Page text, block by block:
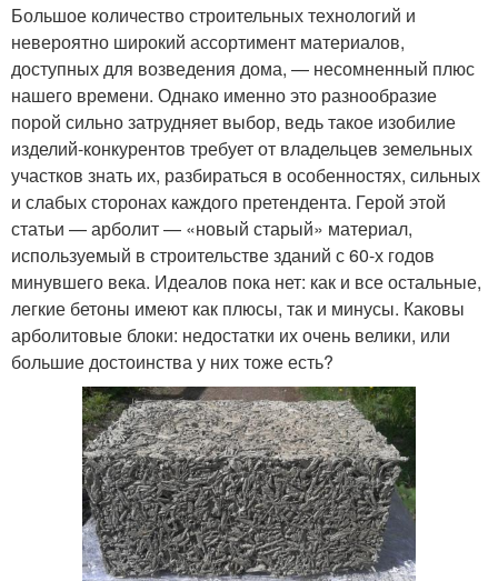
Большое количество строительных технологий и
невероятно широкий ассортимент материалов,
доступных для возведения дома, — несомненный плюс
нашего времени. Однако именно это разнообразие
порой сильно затрудняет выбор, ведь такое изобилие
изделий-конкурентов требует от владельцев земельных
участков знать их, разбираться в особенностях, сильных
и слабых сторонах каждого претендента. Герой этой
статьи — арболит — «новый старый» материал,
используемый в строительстве зданий с 60-х годов
минувшего века. Идеалов пока нет: как и все остальные,
легкие бетоны имеют как плюсы, так и минусы. Каковы
арболитовые блоки: недостатки их очень велики, или
большие достоинства у них тоже есть?